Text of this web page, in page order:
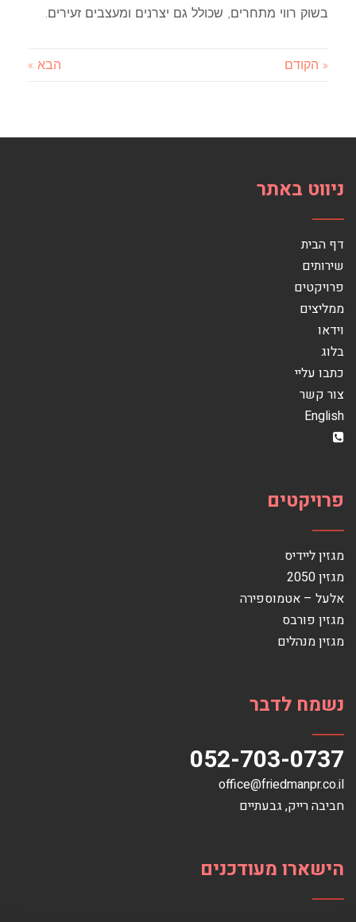
בשוק רווי מתחרים, שכולל גם יצרנים ומעצבים זעירים.
« הקודם הבא »
ניווט באתר
דף הבית
שירותים
פרויקטים
ממליצים
וידאו
בלוג
כתבו עליי
צור קשר
English
פרויקטים
מגזין ליידיס
מגזין 2050
אלעל – אטמוספירה
מגזין פורבס
מגזין מנהלים
נשמח לדבר
052-703-0737
office@friedmanpr.co.il
חביבה רייק‏, ‏גבעתיים‏
הישארו מעודכנים